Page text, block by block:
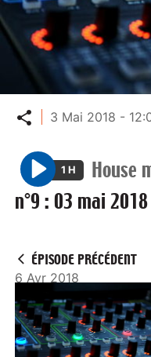
Partager
3 Mai 2018 -
P
l
1 H House
n°9 : 03 mai 2018
ÉPISODE PRÉCÉDENT
6 Avr 2018